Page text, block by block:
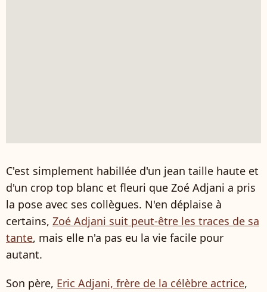
C'est simplement habillée d'un jean taille haute et
d'un crop top blanc et fleuri que Zoé Adjani a pris
la pose avec ses collègues. N'en déplaise à
certains, Zoé Adjani suit peut-être les traces de sa
tante, mais elle n'a pas eu la vie facile pour
autant.
Son père, Eric Adjani, frère de la célèbre actrice,